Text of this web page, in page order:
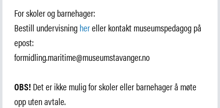
For skoler og barnehager:
Bestill undervisninghereller kontakt museumspedagog på
epost:
formidling.maritime@museumstavanger.no
OBS! Det er ikke mulig for skoler eller barnehager å møte
opp uten avtale.